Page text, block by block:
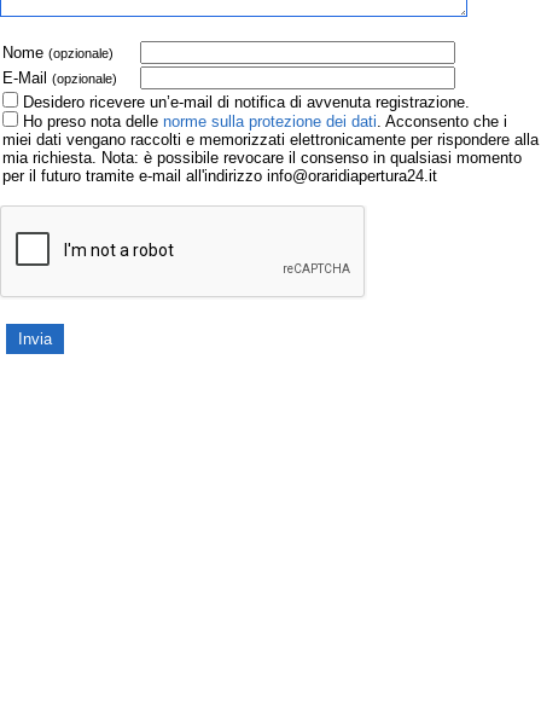
Nome (opzionale)
E-Mail (opzionale)
Desidero ricevere un’e-mail di notifica di avvenuta registrazione.
Ho preso nota delle norme sulla protezione dei dati. Acconsento che i
miei dati vengano raccolti e memorizzati elettronicamente per rispondere alla
mia richiesta. Nota: è possibile revocare il consenso in qualsiasi momento
per il futuro tramite e-mail all'indirizzo info@oraridiapertura24.it